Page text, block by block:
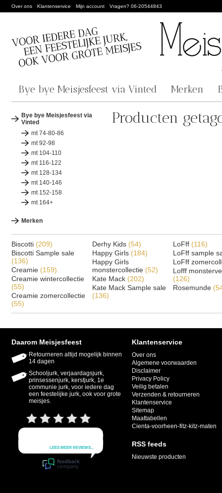
Over ons Klantenservice Mijn account Vragen? 06-20544843
Bye bye Meisjesfeest via Vinted Merken
Bye bye Meisjesfeest via
Vinted
mt 74-80-86
mt 92-98
mt 104-110
mt 116-122
mt 128-134
mt 140-146
mt 152-158
mt 164+
Merken
Producten
Biscotti (209)
Biscotti Sample sale
(136)
Creamie (159)
Creamie wintercollectie
(55)
Creamie zomercollectie
(55)
Derhy Kids (54)
Happy Girls (184)
Happy Girls
monstercollectie (52)
Kate Mack (202)
Kate Mack Sample sale
(136)
LoFff (116)
LoFff sample
LoFff
Lofff
(126)
Rosemunde
Daarom Meisjesfeest
Retourneren altijd mogelijk binnen
14 dagen
Schooljurk, verjaardagsjurk,
prinsessenjurk, kerstjurk, 1e
communie jurk, voor iedere dag
een feestelijke jurk, ook voor grote
meisjes.
Klantenservice
Over ons
Algemene voorwaarden
Disclaimer
Privacy Policy
Veilig betalen
Verzenden & retourneren
Klantenservice
Sitemap
Maattabellen
Cienta-voorheen-fitz-kitz-maten
RSS feeds
Nieuwste producten